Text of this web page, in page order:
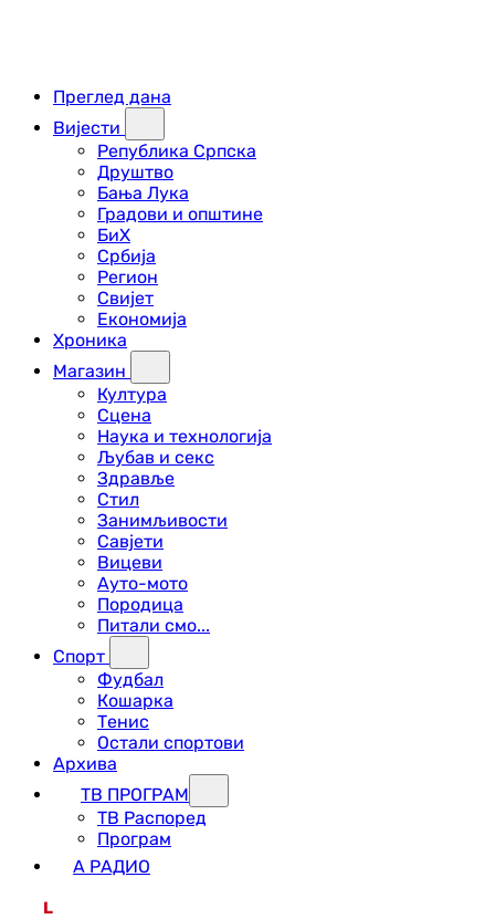
Преглед дана
Вијести
Република Српска
Друштво
Бања Лука
Градови и општине
БиХ
Србија
Регион
Свијет
Економија
Хроника
Магазин
Култура
Сцена
Наука и технологија
Љубав и секс
Здравље
Стил
Занимљивости
Савјети
Вицеви
Ауто-мото
Породица
Питали смо...
Спорт
Фудбал
Кошарка
Тенис
Остали спортови
Архива
ТВ ПРОГРАМ
ТВ Распоред
Програм
А РАДИО
L